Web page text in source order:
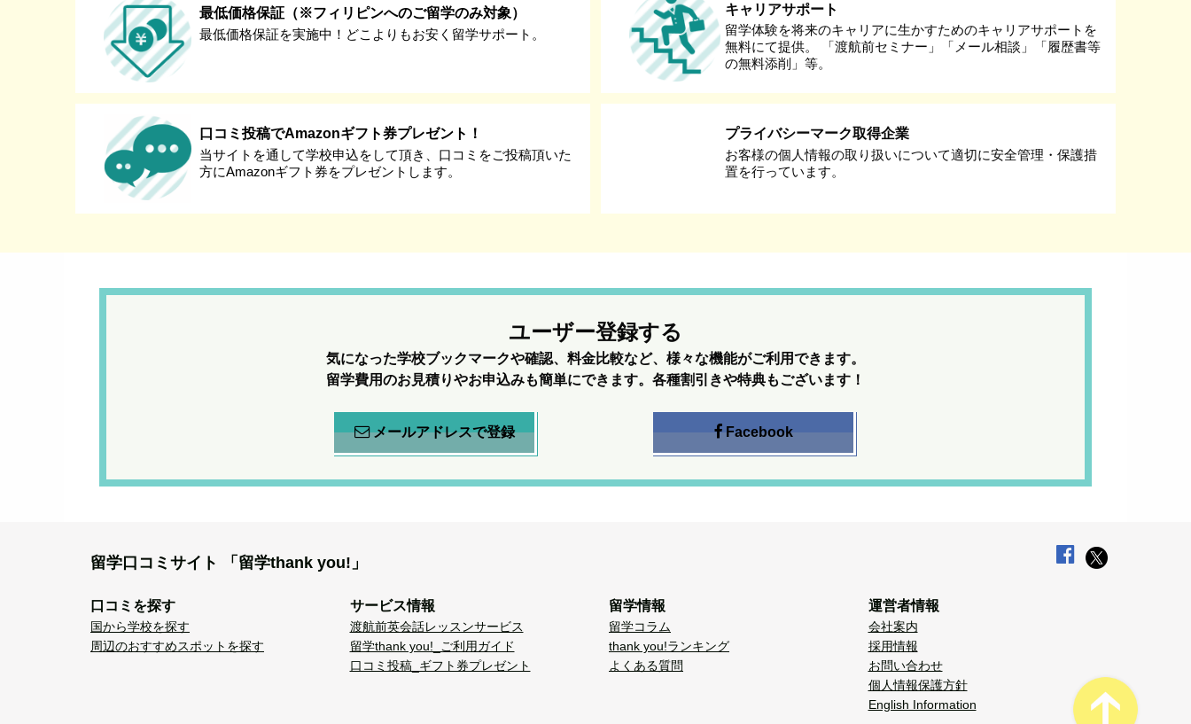
最低価格保証（※フィリピンへのご留学のみ対象）
最低価格保証を実施中！どこよりもお安く留学サポート。
口コミ投稿でAmazonギフト券プレゼント！
当サイトを通して学校申込をして頂き、口コミをご投稿頂いた
方にAmazonギフト券をプレゼントします。
キャリアサポート
留学体験を将来のキャリアに生かすためのキャリアサポートを
無料にて提供。 「渡航前セミナー」「メール相談」「履歴書等
の無料添削」等。
プライバシーマーク取得企業
お客様の個人情報の取り扱いについて適切に安全管理・保護措
置を行っています。
ユーザー登録する
気になった学校ブックマークや確認、料金比較など、様々な機能がご利用できます。
留学費用のお見積りやお申込みも簡単にできます。各種割引きや特典もございます！
メールアドレスで登録 Facebook
留学口コミサイト 「留学thank you!」
口コミを探す
国から学校を探す
周辺のおすすめスポットを探す
サービス情報
渡航前英会話レッスンサービス
留学thank you!_ご利用ガイド
口コミ投稿_ギフト券プレゼント
留学情報
留学コラム
thank you!ランキング
よくある質問
運営者情報
会社案内
採用情報
お問い合わせ
個人情報保護方針
English Information